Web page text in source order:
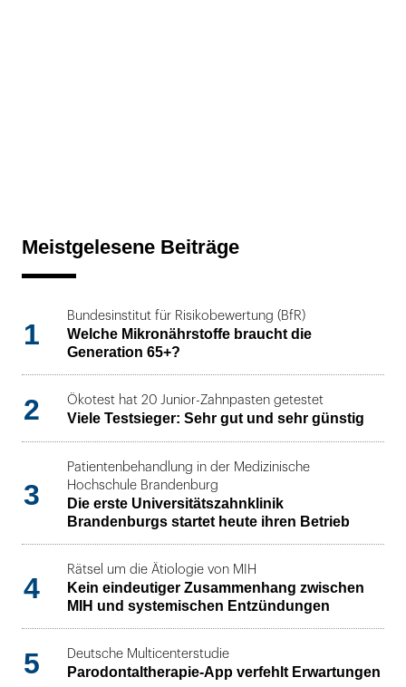
Meistgelesene Beiträge
1
Bundesinstitut für Risikobewertung (BfR)
Welche Mikronährstoffe braucht die
Generation 65+?
2 Ökotest hat 20 Junior-Zahnpasten getestet
Viele Testsieger: Sehr gut und sehr günstig
3
Patientenbehandlung in der Medizinische
Hochschule Brandenburg
Die erste Universitätszahnklinik
Brandenburgs startet heute ihren Betrieb
4
Rätsel um die Ätiologie von MIH
Kein eindeutiger Zusammenhang zwischen
MIH und systemischen Entzündungen
5 Deutsche Multicenterstudie
Parodontaltherapie-App verfehlt Erwartungen